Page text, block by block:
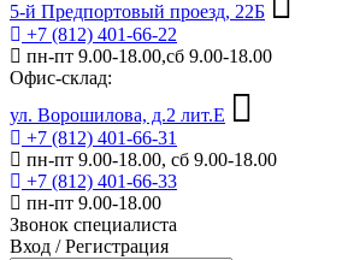
5-й Предпортовый проезд, 22Б
+7 (812) 401-66-22
пн-пт 9.00-18.00,сб 9.00-18.00
Офис-склад:
ул. Ворошилова, д.2 лит.Е
+7 (812) 401-66-31
пн-пт 9.00-18.00, сб 9.00-18.00
+7 (812) 401-66-33
пн-пт 9.00-18.00
Звонок специалиста
Вход /Регистрация